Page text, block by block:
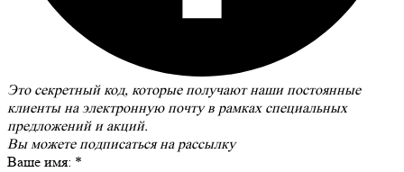
Это секретный код, которые получают наши постоянные
клиенты на электронную почту в рамках специальных
предложений и акций.
Вы можетеподписаться на рассылку
Ваше имя: *